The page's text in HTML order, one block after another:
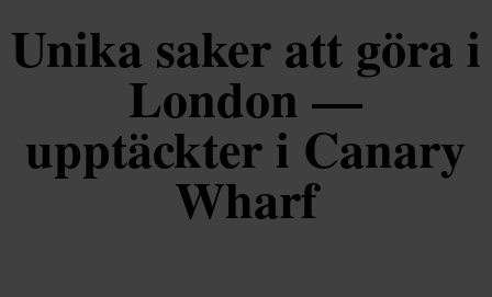
Unika saker att göra i
London —
upptäckter i Canary
Wharf